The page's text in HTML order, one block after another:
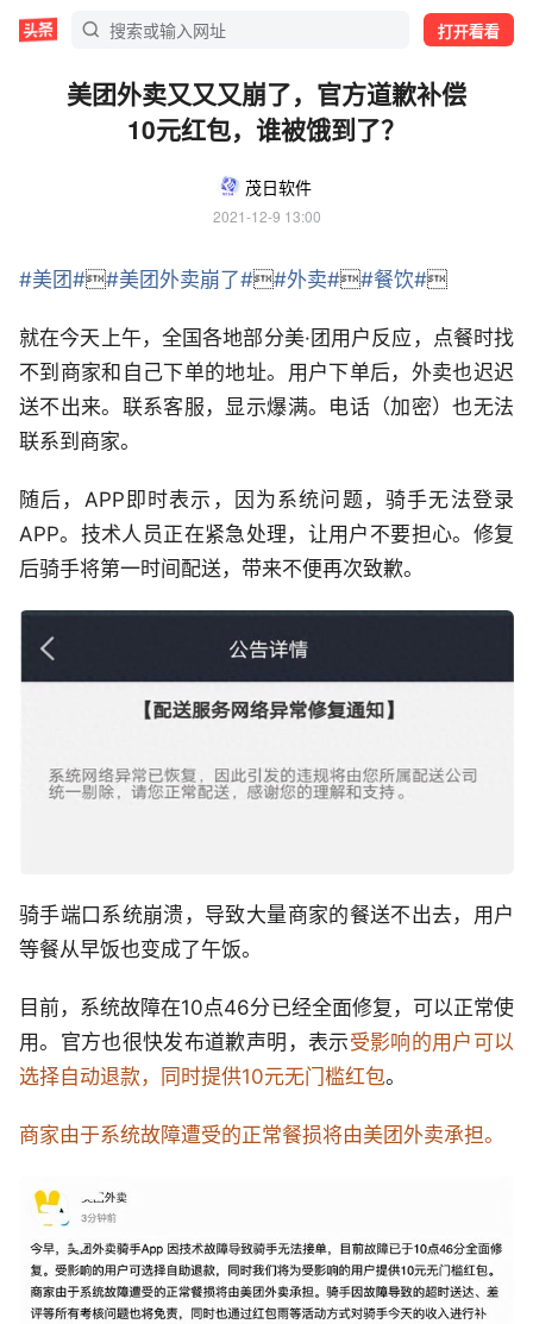
打开看看
美团外卖又又又崩了，官方道歉补偿
10元红包，谁被饿到了？
茂日软件
2021-12-9 13:00
#美团##美团外卖崩了##外卖##餐饮#
就在今天上午，全国各地部分美·团用户反应，点餐时找
不到商家和自己下单的地址。用户下单后，外卖也迟迟
送不出来。联系客服，显示爆满。电话（加密）也无法
联系到商家。
随后，APP即时表示，因为系统问题，骑手无法登录
APP。技术人员正在紧急处理，让用户不要担心。修复
后骑手将第一时间配送，带来不便再次致歉。
骑手端口系统崩溃，导致大量商家的餐送不出去，用户
等餐从早饭也变成了午饭。
目前，系统故障在10点46分已经全面修复，可以正常使
用。官方也很快发布道歉声明，表示受影响的用户可以
选择自动退款，同时提供10元无门槛红包。
商家由于系统故障遭受的正常餐损将由美团外卖承担。